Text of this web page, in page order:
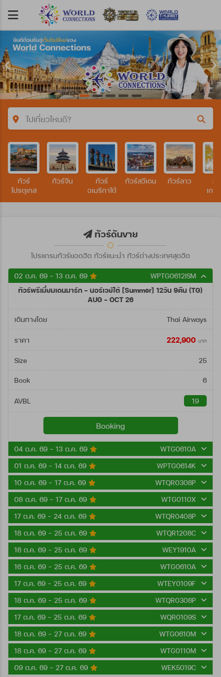
ไปเที่ยวไหนดี?
คำค้นหา/รหัสทัวร์
ประเทศ
ถึงวันที่
ค้นหา
ทัวร์
โปรตุเกส
ทัวร์จีน
ทัวร์
อเมริกาใต้
ทัวร์สวีเดน ทัวร์ลาว
ทั
เกา
ทัวร์ดันขาย
โปรแกรมทัวร์ยอดฮิต ทัวร์แนะนำ ทัวร์ต่างประเทศสุดฮิต
02 ต.ค. 69 - 13 ต.ค. 69
WPTG0612ISM
ทัวร์พรีเมี่ยมเดนมาร์ก - นอร์เวย์ใต้ [Summer] 12วัน 9คืน (TG)
AUG - OCT 26
เดินทางโดย Thai Airways
ราคา 222,900 บาท
Size 25
Book 6
AVBL 19
Booking
04 ต.ค. 69 - 13 ต.ค. 69
WTG0610A
01 ต.ค. 69 - 14 ต.ค. 69
WPTG0614K
10 ต.ค. 69 - 17 ต.ค. 69
WTQR0308P
08 ต.ค. 69 - 17 ต.ค. 69
WTG0110X
17 ต.ค. 69 - 24 ต.ค. 69
WTQR0408P
18 ต.ค. 69 - 25 ต.ค. 69
WTQR1208C
16 ต.ค. 69 - 25 ต.ค. 69
WEY1910A
16 ต.ค. 69 - 25 ต.ค. 69
WTG0610A
17 ต.ค. 69 - 25 ต.ค. 69
WTEY0109F
18 ต.ค. 69 - 25 ต.ค. 69
WTQR0308P
17 ต.ค. 69 - 25 ต.ค. 69
WQR0109S
18 ต.ค. 69 - 27 ต.ค. 69
WTG0610M
18 ต.ค. 69 - 27 ต.ค. 69
WTG0110M
09 ต.ค. 69 - 27 ต.ค. 69
WEK5019C